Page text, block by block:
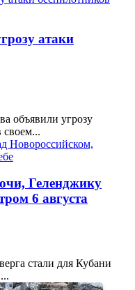
атаки
объявили угрозу
своем...
Геленджику
6 августа
стали для Кубани